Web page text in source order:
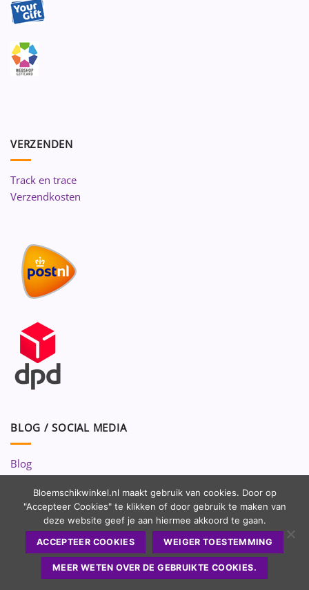
VERZENDEN
Track en trace
Verzendkosten
BLOG / SOCIAL MEDIA
Blog
Volg ons op:
Copyright 2010 - 2026 ©Bloemschikwinkel
Bloemschikwinkel.nl maakt gebruik van cookies. Door op
"Accepteer Cookies" te klikken of door gebruik te maken van
deze website geef je aan hiermee akkoord te gaan.
ACCEPTEER COOKIES WEIGER TOESTEMMING
MEER WETEN OVER DE GEBRUIKTE COOKIES.